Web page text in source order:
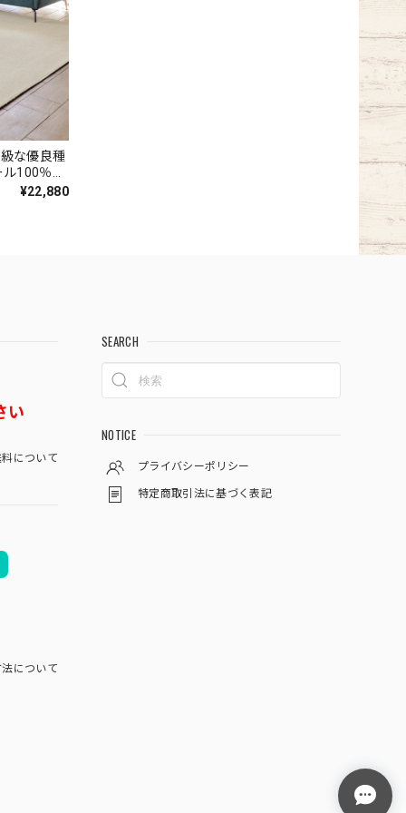
な優良種
100％カ
ープタイ
¥22,880
い
について
について
SEARCH
NOTICE
プライバシーポリシー
特定商取引法に基づく表記